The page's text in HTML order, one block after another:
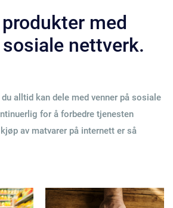
med
nettverk.
alltid kan dele med venner på sosiale
for å forbedre tjenesten
av matvarer på internett er så